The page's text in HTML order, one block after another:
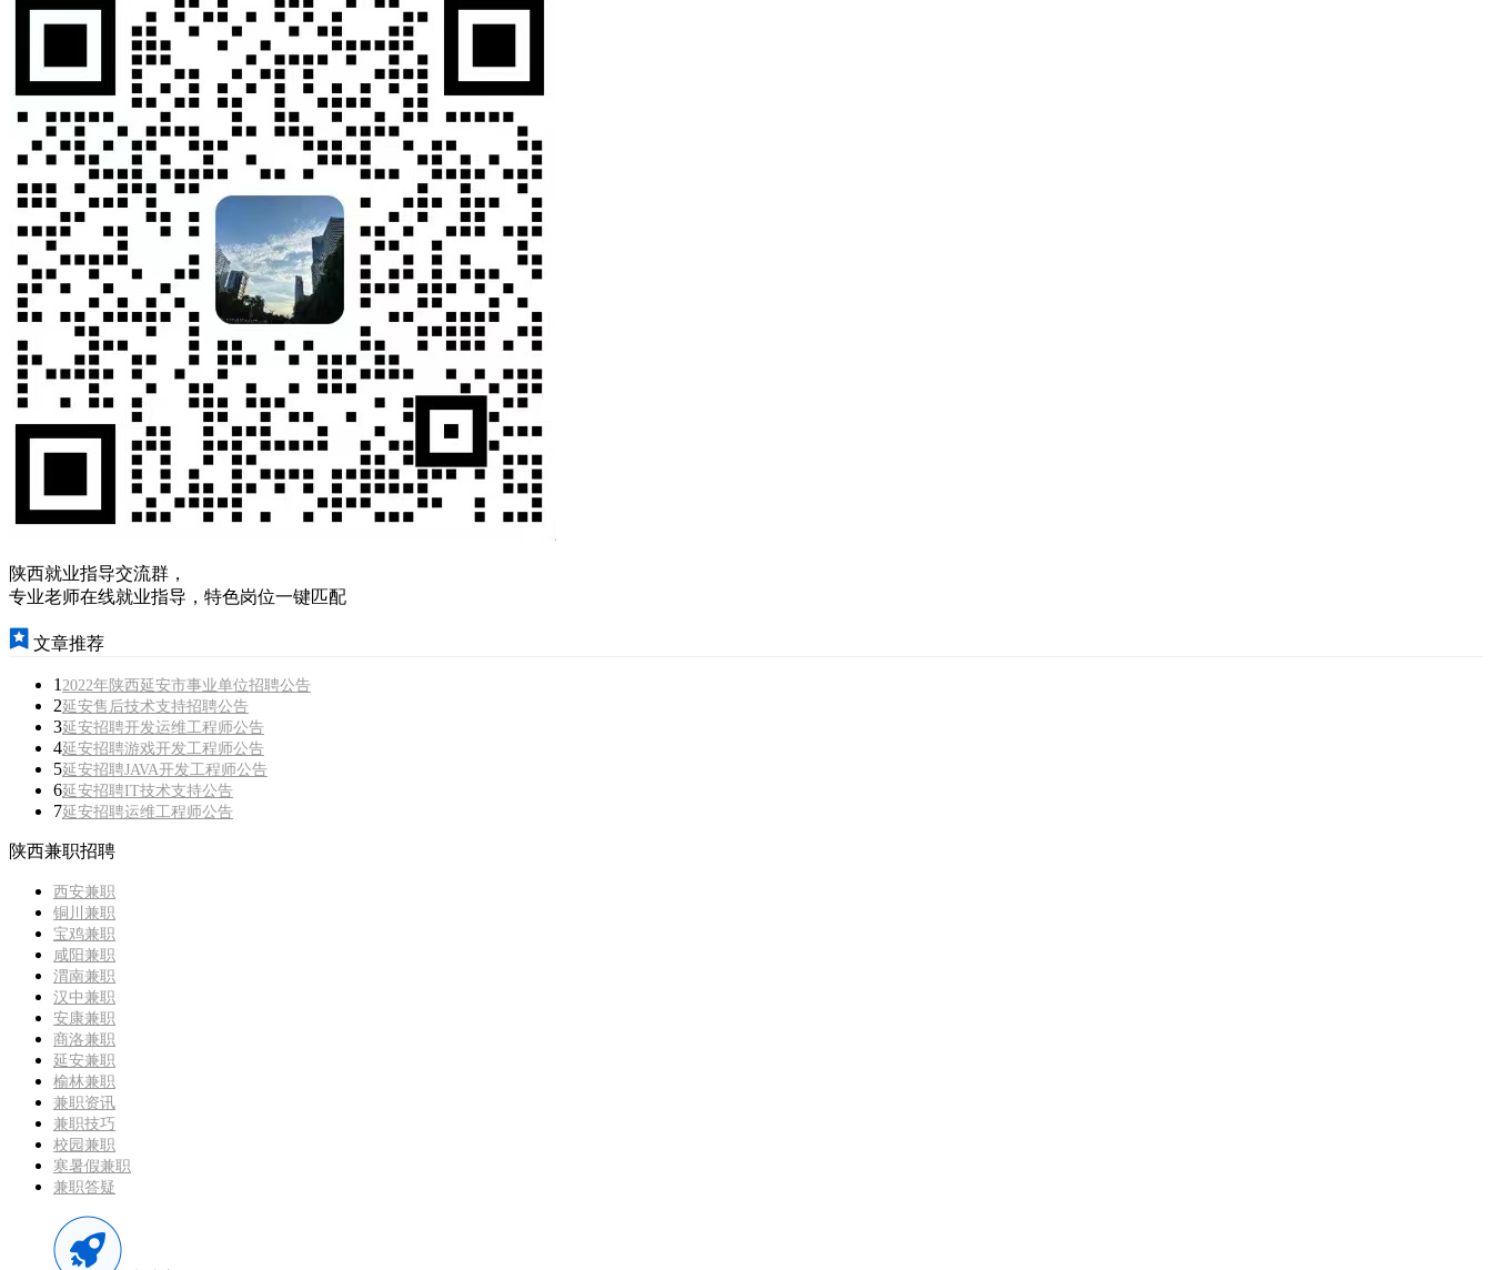
陕西就业指导交流群，
专业老师在线就业指导，特色岗位一键匹配
文章推荐
1 2022年陕西延安市事业单位招聘公告
2延安售后技术支持招聘公告
3延安招聘开发运维工程师公告
4延安招聘游戏开发工程师公告
5延安招聘JAVA开发工程师公告
6延安招聘IT技术支持公告
7延安招聘运维工程师公告
陕西兼职招聘
西安兼职
铜川兼职
宝鸡兼职
咸阳兼职
渭南兼职
汉中兼职
安康兼职
商洛兼职
延安兼职
榆林兼职
兼职资讯
兼职技巧
校园兼职
寒暑假兼职
兼职答疑